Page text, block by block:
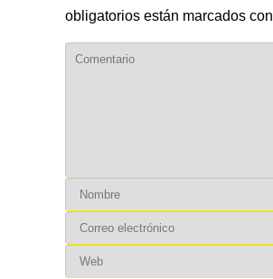
obligatorios están marcados con